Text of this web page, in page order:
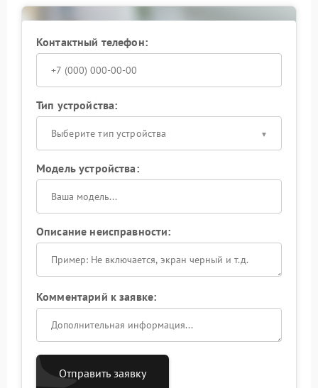
сети.
Контактный телефон:
Тип устройства:
Выберите тип устройства
Модель устройства:
Описание неисправности:
Комментарий к заявке:
Отправить заявку